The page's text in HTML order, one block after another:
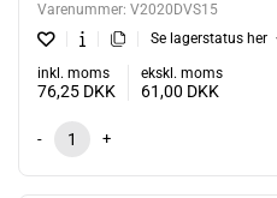
Varenummer: V2020DVS15
Se lagerstatus her
inkl. moms
76,25 DKK
ekskl. moms
61,00 DKK
- +